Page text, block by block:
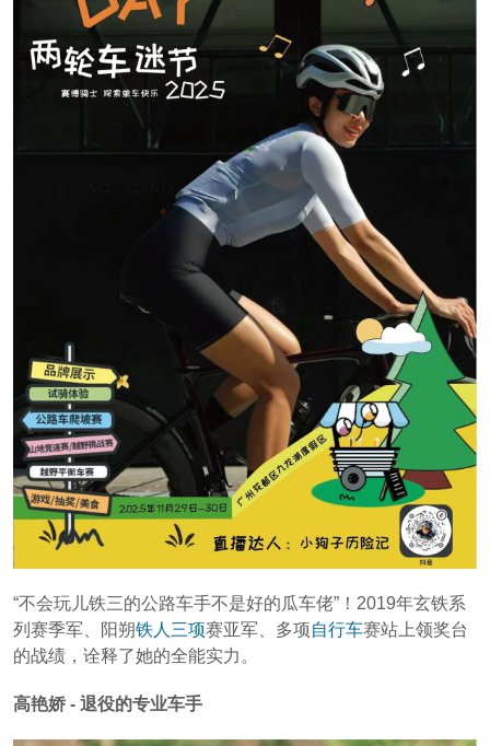
“不会玩儿铁三的公路车手不是好的瓜车佬”！2019年玄铁系
列赛季军、阳朔铁人三项赛亚军、多项自行车赛站上领奖台
的战绩，诠释了她的全能实力。
高艳娇 - 退役的专业车手